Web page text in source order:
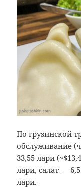
По грузинской
обслуживание
33,55 лари
лари, салат —
лари.